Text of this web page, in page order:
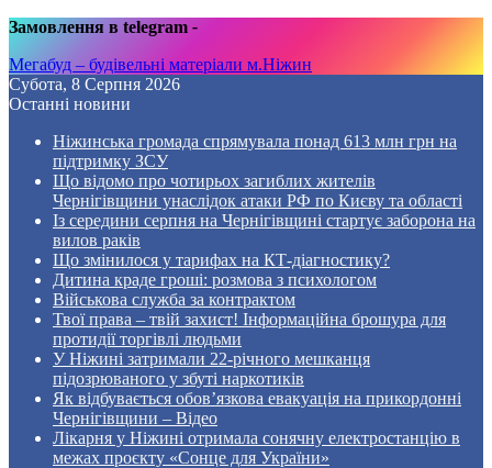
Замовлення в telegram -
Мегабуд – будівельні матеріали м.Ніжин
Субота, 8 Серпня 2026
Останні новини
Ніжинська громада спрямувала понад 613 млн грн на
підтримку ЗСУ
Що відомо про чотирьох загиблих жителів
Чернігівщини унаслідок атаки РФ по Києву та області
Із середини серпня на Чернігівщині стартує заборона на
вилов раків
Що змінилося у тарифах на КТ-діагностику?
Дитина краде гроші: розмова з психологом
Військова служба за контрактом
Твої права – твій захист! Інформаційна брошура для
протидії торгівлі людьми
У Ніжині затримали 22-річного мешканця
підозрюваного у збуті наркотиків
Як відбувається обов’язкова евакуація на прикордонні
Чернігівщини – Відео
Лікарня у Ніжині отримала сонячну електростанцію в
межах проєкту «Сонце для України»